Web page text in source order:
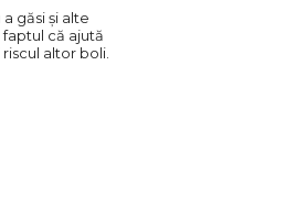
găsi și alte
că ajută
altor boli.